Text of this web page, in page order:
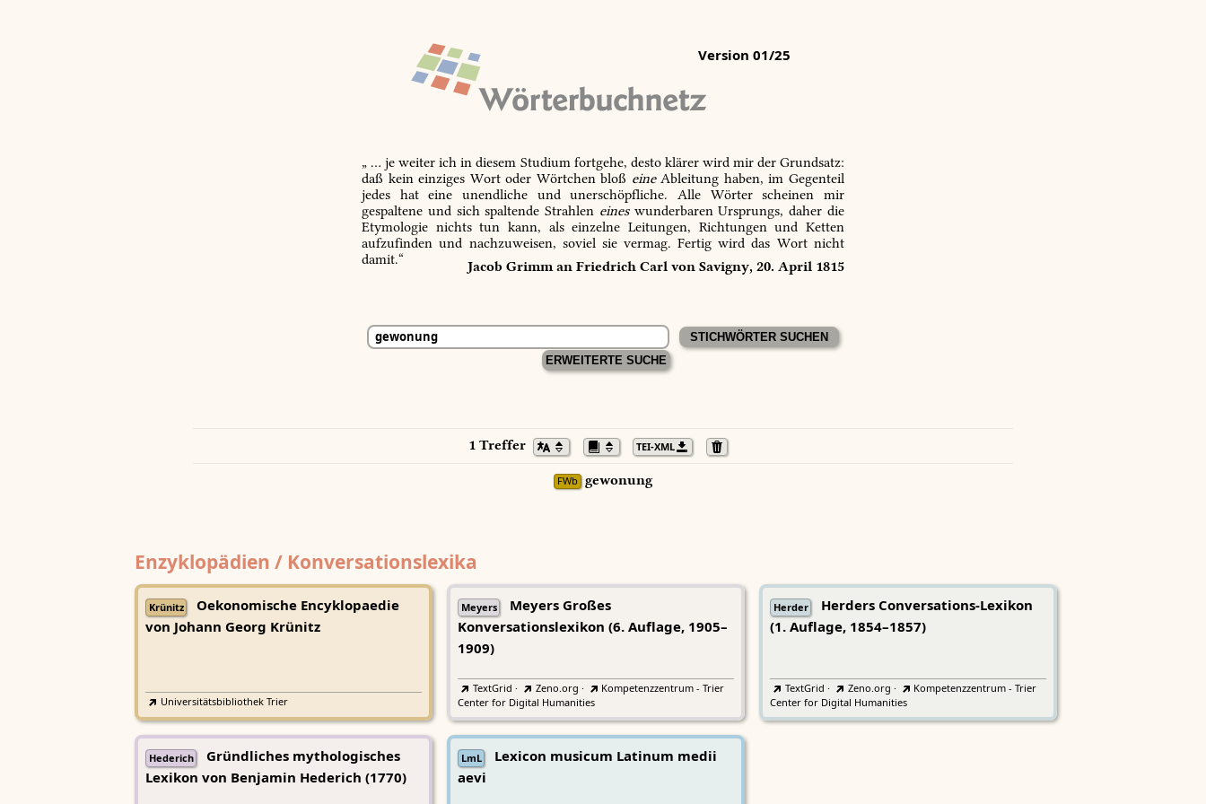
Version 01/25
„ … je weiter ich in diesem Studium fortgehe, desto klärer wird mir der Grundsatz:
daß kein einziges Wort oder Wörtchen bloß eineAbleitung haben, im Gegenteil
jedes hat eine unendliche und unerschöpfliche. Alle Wörter scheinen mir
gespaltene und sich spaltende Strahlen eineswunderbaren Ursprungs, daher die
Etymologie nichts tun kann, als einzelne Leitungen, Richtungen und Ketten
aufzufinden und nachzuweisen, soviel sie vermag. Fertig wird das Wort nicht
damit.“
Jacob Grimm an Friedrich Carl von Savigny, 20. April 1815
ERWEITERTE SUCHE
1 Treffer TEI-XML
FWb gewonung
Enzyklopädien / Konversationslexika
Krünitz
Oekonomische Encyklopaedie
von Johann Georg Krünitz
Universitätsbibliothek Trier
Meyers
Meyers Großes
Konversationslexikon (6. Auflage, 1905–
1909)
TextGrid · Zeno.org ·
Kompetenzzentrum - Trier
Center for Digital Humanities
Herder
Herders Conversations-Lexikon
(1. Auflage, 1854–1857)
TextGrid · Zeno.org ·
Kompetenzzentrum - Trier
Center for Digital Humanities
Hederich
Gründliches mythologisches
Lexikon von Benjamin Hederich (1770)
LmL
Lexicon musicum Latinum medii
aevi